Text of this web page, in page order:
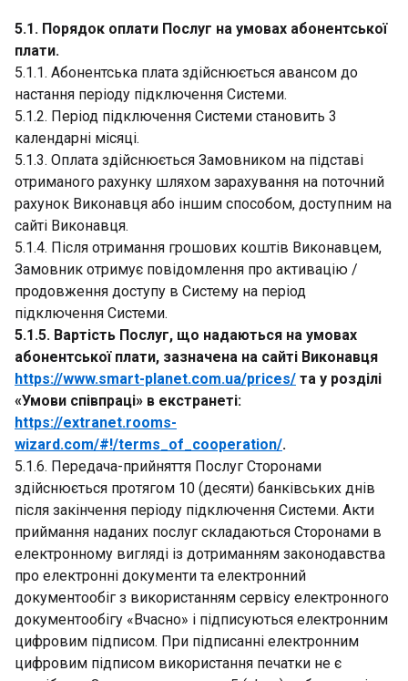
5.1. Порядок оплати Послуг на умовах абонентської
плати.
5.1.1. Абонентська плата здійснюється авансом до
настання періоду підключення Системи.
5.1.2. Період підключення Системи становить 3
календарні місяці.
5.1.3. Оплата здійснюється Замовником на підставі
отриманого рахунку шляхом зарахування на поточний
рахунок Виконавця або іншим способом, доступним на
сайті Виконавця.
5.1.4. Після отримання грошових коштів Виконавцем,
Замовник отримує повідомлення про активацію /
продовження доступу в Систему на період
підключення Системи.
5.1.5. Вартість Послуг, що надаються на умовах
абонентської плати, зазначена на сайті Виконавця
https://www.smart-planet.com.ua/prices/ та у розділі
«Умови співпраці» в екстранеті:
https://extranet.rooms-
wizard.com/#!/terms_of_cooperation/.
5.1.6. Передача-прийняття Послуг Сторонами
здійснюється протягом 10 (десяти) банківських днів
після закінчення періоду підключення Системи. Акти
приймання наданих послуг складаються Сторонами в
електронному вигляді із дотриманням законодавства
про електронні документи та електронний
документообіг з використанням сервісу електронного
документообігу «Вчасно» і підписуються електронним
цифровим підписом. При підписанні електронним
цифровим підписом використання печатки не є